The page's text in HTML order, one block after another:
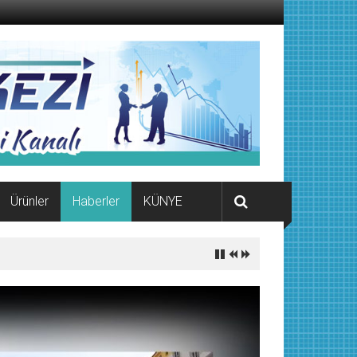
Ürünler Haberler KÜNYE